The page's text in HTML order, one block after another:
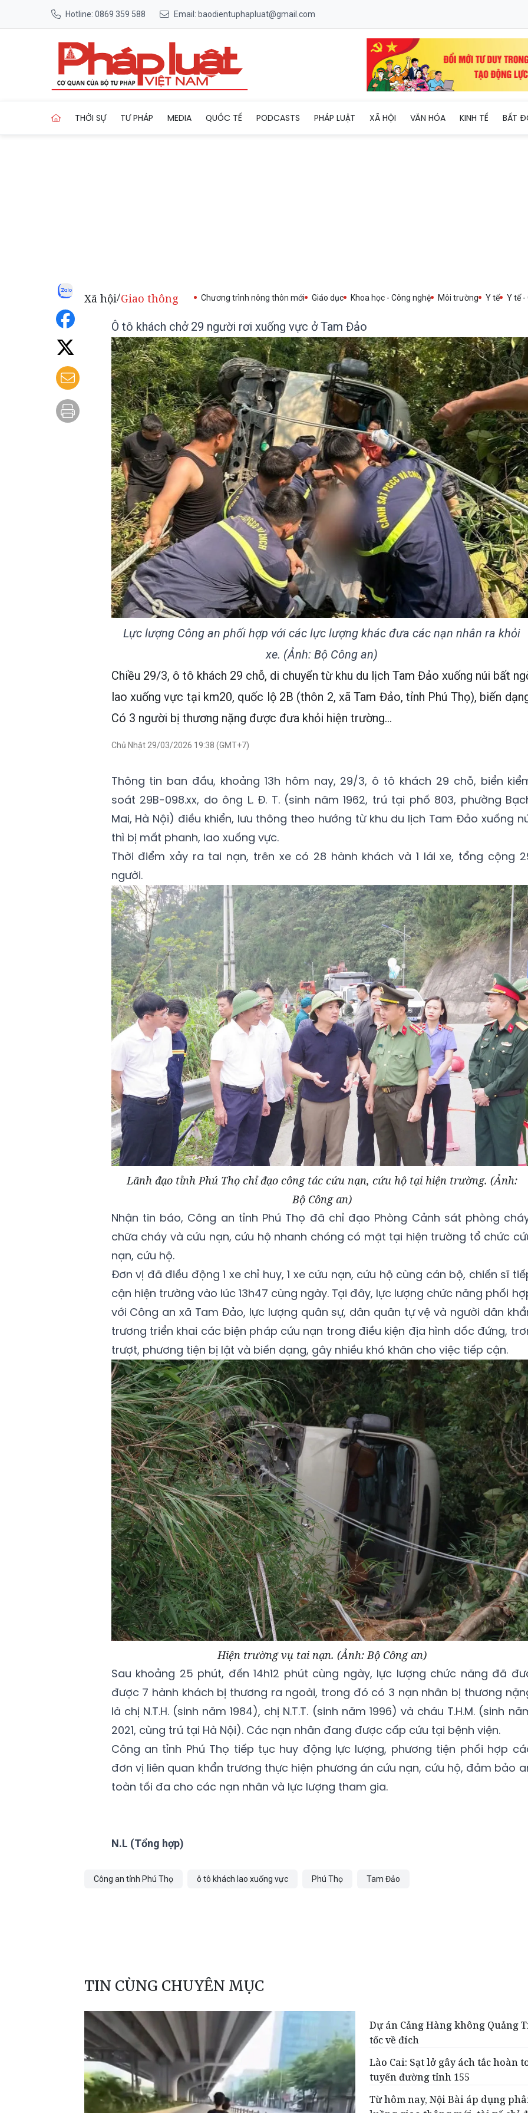
Hotline: 0869 359 588 Email: baodientuphapluat@gmail.com
THỜI SỰ TƯ PHÁP MEDIA QUỐC TẾ PODCASTS PHÁP LUẬT XÃ HỘI VĂN HÓA KINH TẾ BẤT
Xã hội/Giao thông Chương trình nông thôn mới Giáo dục Khoa học - Công nghệ Môi trường Y tế Y tế -
Ô tô khách chở 29 người rơi xuống vực ở Tam Đảo
Lực lượng Công an phối hợp với các lực lượng khác đưa các nạn nhân ra khỏi
xe. (Ảnh: Bộ Công an)
Chiều 29/3, ô tô khách 29 chỗ, di chuyển từ khu du lịch Tam Đảo xuống núi bất
lao xuống vực tại km20, quốc lộ 2B (thôn 2, xã Tam Đảo, tỉnh Phú Thọ), biến
Có 3 người bị thương nặng được đưa khỏi hiện trường...
Chủ Nhật 29/03/2026 19:38 (GMT+7)
Thông tin ban đầu, khoảng 13h hôm nay, 29/3, ô tô khách 29 chỗ, biển
soát 29B-098.xx, do ông L. Đ. T. (sinh năm 1962, trú tại phố 803, phường
Mai, Hà Nội) điều khiển, lưu thông theo hướng từ khu du lịch Tam Đảo xuống
thì bị mất phanh, lao xuống vực.
Thời điểm xảy ra tai nạn, trên xe có 28 hành khách và 1 lái xe, tổng cộng
người.
Lãnh đạo tỉnh Phú Thọ chỉ đạo công tác cứu nạn, cứu hộ tại hiện trường. (Ảnh:
Bộ Công an)
Nhận tin báo, Công an tỉnh Phú Thọ đã chỉ đạo Phòng Cảnh sát phòng
chữa cháy và cứu nạn, cứu hộ nhanh chóng có mặt tại hiện trường tổ chức
nạn, cứu hộ.
Đơn vị đã điều động 1 xe chỉ huy, 1 xe cứu nạn, cứu hộ cùng cán bộ, chiến sĩ
cận hiện trường vào lúc 13h47 cùng ngày. Tại đây, lực lượng chức năng phối
với Công an xã Tam Đảo, lực lượng quân sự, dân quân tự vệ và người dân
trương triển khai các biện pháp cứu nạn trong điều kiện địa hình dốc đứng,
trượt, phương tiện bị lật và biến dạng, gây nhiều khó khăn cho việc tiếp cận.
Hiện trường vụ tai nạn. (Ảnh: Bộ Công an)
Sau khoảng 25 phút, đến 14h12 phút cùng ngày, lực lượng chức năng đã
được 7 hành khách bị thương ra ngoài, trong đó có 3 nạn nhân bị thương
là chị N.T.H. (sinh năm 1984), chị N.T.T. (sinh năm 1996) và cháu T.H.M. (sinh
2021, cùng trú tại Hà Nội). Các nạn nhân đang được cấp cứu tại bệnh viện.
Công an tỉnh Phú Thọ tiếp tục huy động lực lượng, phương tiện phối hợp
đơn vị liên quan khẩn trương thực hiện phương án cứu nạn, cứu hộ, đảm bảo
toàn tối đa cho các nạn nhân và lực lượng tham gia.
N.L (Tổng hợp)
Công an tỉnh Phú Thọ ô tô khách lao xuống vực Phú Thọ Tam Đảo
TIN CÙNG CHUYÊN MỤC
Dự án Cảng Hàng không Quảng
tốc về đích
Lào Cai: Sạt lở gây ách tắc hoàn
tuyến đường tỉnh 155
Từ hôm nay, Nội Bài áp dụng